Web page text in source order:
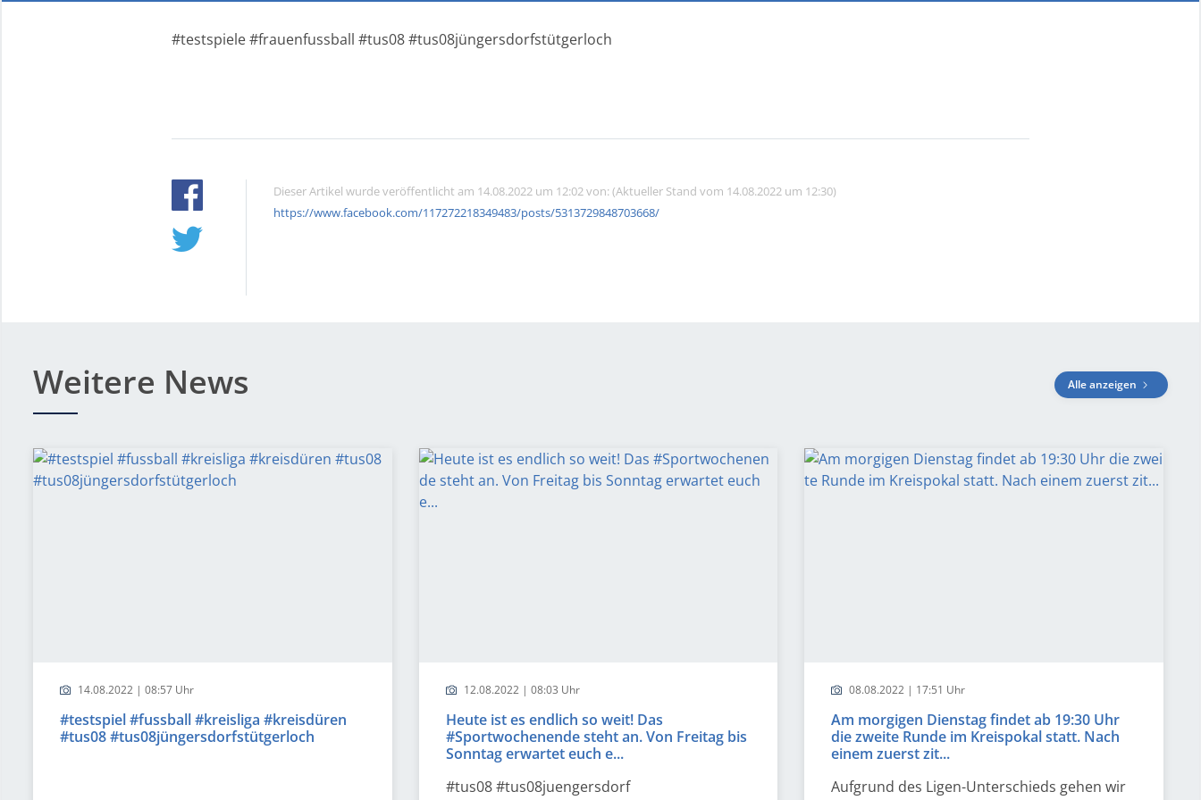
#testspiele #frauenfussball #tus08 #tus08jüngersdorfstütgerloch
Dieser Artikel wurde veröffentlicht am 14.08.2022 um 12:02 von: (Aktueller Stand vom 14.08.2022 um 12:30)
https://www.facebook.com/117272218349483/posts/5313729848703668/
Weitere News Alle anzeigen
14.08.2022 | 08:57 Uhr
#testspiel #fussball #kreisliga #kreisdüren
#tus08 #tus08jüngersdorfstütgerloch
12.08.2022 | 08:03 Uhr
Heute ist es endlich so weit! Das
#Sportwochenende steht an. Von Freitag bis
Sonntag erwartet euch e...
#tus08 #tus08juengersdorf
08.08.2022 | 17:51 Uhr
Am morgigen Dienstag findet ab 19:30 Uhr
die zweite Runde im Kreispokal statt. Nach
einem zuerst zit...
Aufgrund des Ligen-Unterschieds gehen wir